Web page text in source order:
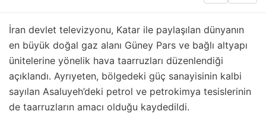
İran devlet televizyonu, Katar ile paylaşılan dünyanın
en büyük doğal gaz alanı Güney Pars ve bağlı altyapı
ünitelerine yönelik hava taarruzları düzenlendiği
açıklandı. Ayrıyeten, bölgedeki güç sanayisinin kalbi
sayılan Asaluyeh’deki petrol ve petrokimya tesislerinin
de taarruzların amacı olduğu kaydedildi.